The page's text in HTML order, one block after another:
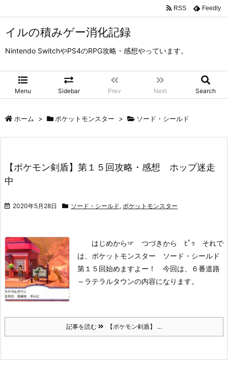
イルの積みゲー消化記録
Nintendo SwitchやPS4のRPG攻略・感想やっています。
Menu Sidebar Prev Next Search
RSS Feedly
ホーム > ポケットモンスター > ソード・シールド
【ポケモン剣盾】第１５回攻略・感想 ホップ迷走
中
2020年5月28日 ソード・シールド, ポケットモンスター
はじめから☞ つづきから ﾋﾟｯ
それで
は、ポケットモンスター ソード・シールド
第１５回始めますよー！
今回は、６番道路
～ラテラルタウンの内容になります。
記事を読む 【ポケモン剣盾】 ...